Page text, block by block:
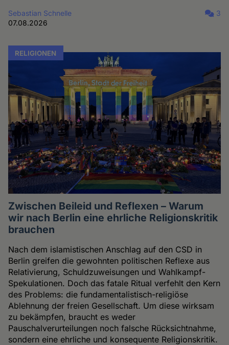
Sebastian Schnelle
07.08.2026
3
RELIGIONEN
Zwischen Beileid und Reflexen – Warum
wir nach Berlin eine ehrliche Religionskritik
brauchen
Nach dem islamistischen Anschlag auf den CSD in
Berlin greifen die gewohnten politischen Reflexe aus
Relativierung, Schuldzuweisungen und Wahlkampf-
Spekulationen. Doch das fatale Ritual verfehlt den Kern
des Problems: die fundamentalistisch-religiöse
Ablehnung der freien Gesellschaft. Um diese wirksam
zu bekämpfen, braucht es weder
Pauschalverurteilungen noch falsche Rücksichtnahme,
sondern eine ehrliche und konsequente Religionskritik.